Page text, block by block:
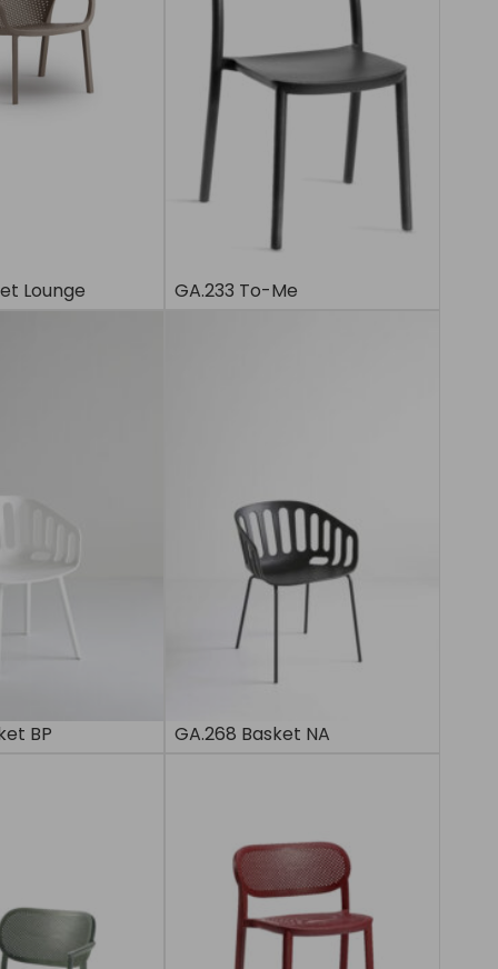
Lounge GA.233 To-Me
BP GA.268 Basket NA